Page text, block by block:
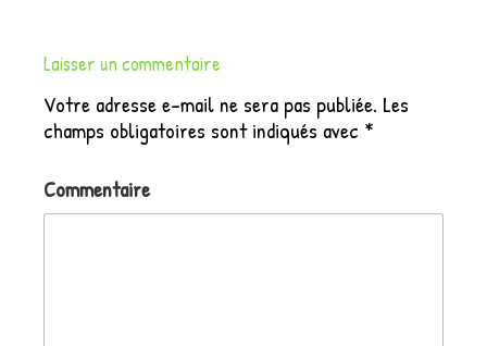
Laisser un commentaire
Votre adresse e-mail ne sera pas publiée. Les
champs obligatoires sont indiqués avec *
Commentaire